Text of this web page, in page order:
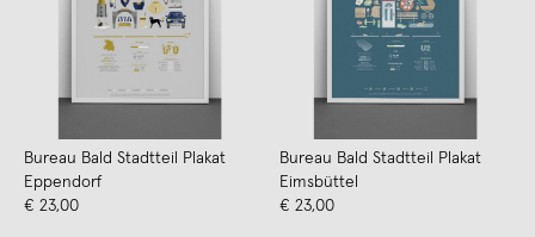
Bureau Bald Stadtteil Plakat
Eppendorf
€ 23,00
Bureau Bald Stadtteil Plakat
Eimsbüttel
€ 23,00